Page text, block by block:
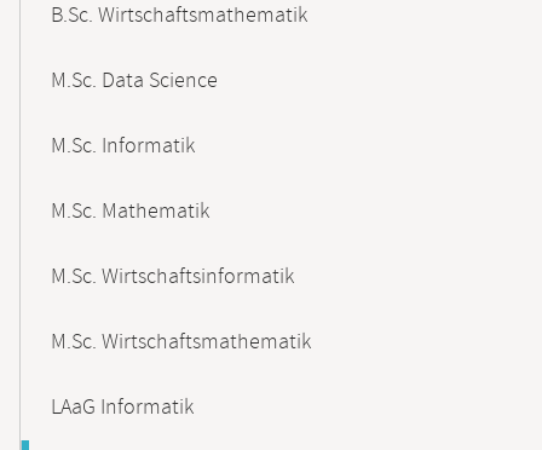
B.Sc. Wirtschaftsmathematik
M.Sc. Data Science
M.Sc. Informatik
M.Sc. Mathematik
M.Sc. Wirtschaftsinformatik
M.Sc. Wirtschaftsmathematik
LAaG Informatik